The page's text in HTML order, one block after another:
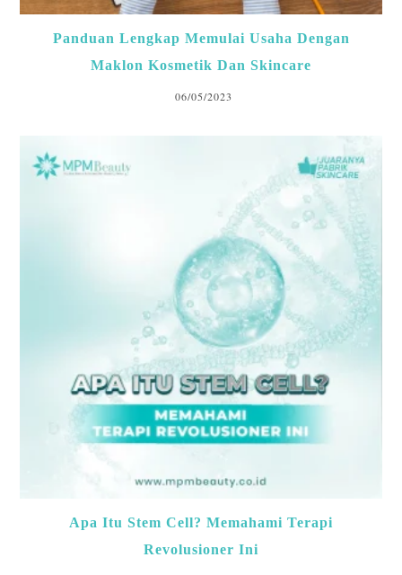
Panduan Lengkap Memulai Usaha Dengan
Maklon Kosmetik Dan Skincare
06/05/2023
Apa Itu Stem Cell? Memahami Terapi
Revolusioner Ini